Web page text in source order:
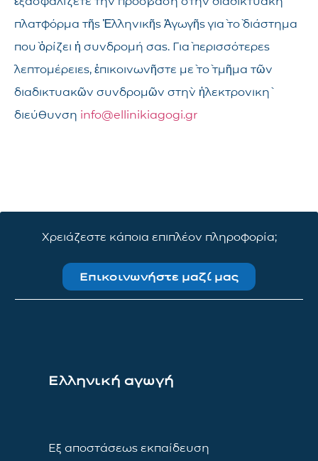
πλατφόρμα τῆς Ἑλληνικῆς Ἀγωγῆς γιὰ τὸ διάστημα
ποὺ ὁρίζει ἡ συνδρομή σας. Γιὰ περισσότερες
λεπτομέρειες, ἐπικοινωνῆστε μὲ τὸ τμῆμα τῶν
διαδικτυακῶν συνδρομῶν στὴν ἠλεκτρονικὴ
διεύθυνση info@ellinikiagogi.gr
Χρειάζεστε κάποια επιπλέον πληροφορία;
Επικοινωνήστε μαζί μας
Ελληνική αγωγή
Εξ αποστάσεως εκπαίδευση